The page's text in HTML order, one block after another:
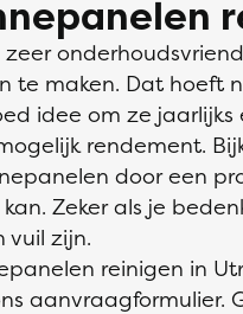
te maken. Dat hoeft
idee om ze
rendement.
door een
Zeker als je
vuil zijn.
reinigen in
aanvraagformulier.